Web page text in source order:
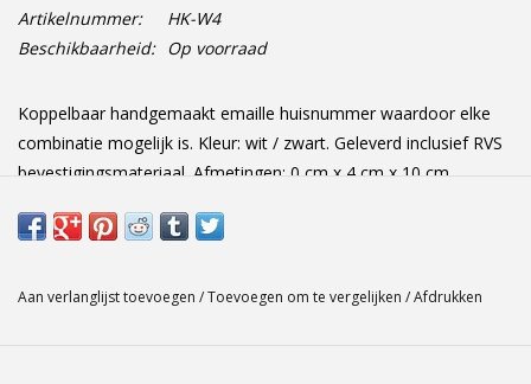
Artikelnummer:
HK-W4
Beschikbaarheid: Op voorraad
Koppelbaar handgemaakt emaille huisnummer waardoor elke
combinatie mogelijk is. Kleur: wit / zwart. Geleverd inclusief RVS
bevestigingsmateriaal. Afmetingen: 0 cm x 4 cm x 10 cm
Aan verlanglijst toevoegen /Toevoegen om te vergelijken /Afdrukken